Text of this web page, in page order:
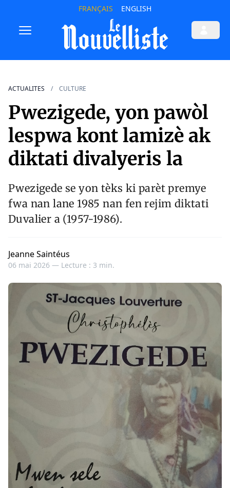
FRANÇAIS ENGLISH
ACTUALITES CULTURE
Pwezigede, yon pawòl
lespwa kont lamizè ak
diktati divalyeris la
Pwezigede se yon tèks ki parèt premye
fwa nan lane 1985 nan fen rejim diktati
Duvalier a (1957-1986).
Jeanne Saintéus
06 mai 2026 — Lecture : 3 min.